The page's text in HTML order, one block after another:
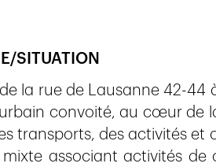
SITUATION
de la rue de Lausanne 42-
convoité, au cœur de
transports, des activités et
mixte associant activités